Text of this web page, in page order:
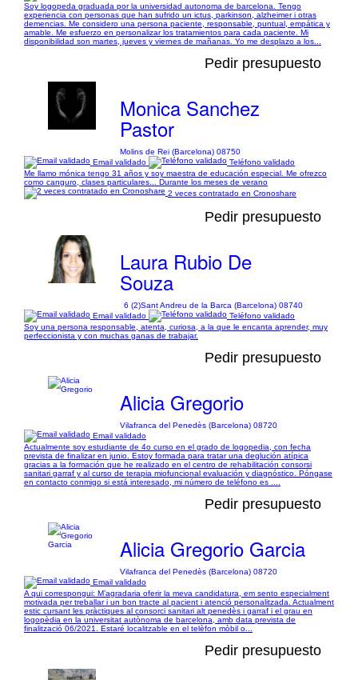
Soy logopeda graduada por la universidad autonoma de barcelona. Tengo
experiencia con personas que han sufrido un ictus, parkinson, alzheimer i otras
demencias. Me considero una persona paciente, responsable, puntual, empática y
amable. Me esfuerzo en personalizar los tratamientos para cada paciente. Mi
disponibilidad son martes, jueves y viernes de mañanas. Yo me desplazo a los...
Pedir presupuesto
Monica Sanchez
Pastor
Molins de Rei (Barcelona) 08750
Email validado
Teléfono validado
Me llamo mónica tengo 31 años y soy maestra de educación especial. Me ofrezco
como canguro, clases particulares... Durante los meses de verano
2 veces contratado en Cronoshare
Pedir presupuesto
Laura Rubio De
Souza
6 (2)Sant Andreu de la Barca (Barcelona) 08740
Email validado
Teléfono validado
Soy una persona responsable, atenta, curiosa, a la que le encanta aprender, muy
perfeccionista y con muchas ganas de trabajar.
Pedir presupuesto
Alicia Gregorio
Vilafranca del Penedès (Barcelona) 08720
Email validado
Actualmente soy estudiante de 4o curso en el grado de logopedia, con fecha
prevista de finalizar en junio. Estoy formada para tratar una deglución atípica
gracias a la formación que he realizado en el centro de rehabilitación consorsi
sanitari garraf y al curso de terapia miofuncional evaluación y diagnóstico. Póngase
en contacto conmigo si está interesado, mi número de teléfono es ....
Pedir presupuesto
Alicia Gregorio Garcia
Vilafranca del Penedès (Barcelona) 08720
Email validado
A qui correspongui: M’agradaria oferir la meva candidatura, em sento especialment
motivada per treballar i un bon tracte al pacient i atenció personalitzada. Actualment
estic cursant les pràctiques al consorci sanitari alt penedès i garraf i el grau en
logopèdia en la universitat autònoma de barcelona, amb data prevista de
finalització 06/2021. Estaré localitzable en el telèfon mòbil o...
Pedir presupuesto